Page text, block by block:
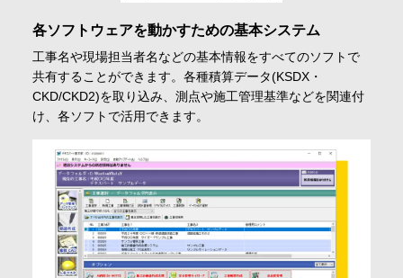
各ソフトウェアを動かすための基本システム
工事名や現場担当者名などの基本情報をすべてのソフトで
共有することができます。各種積算データ(KSDX・
CKD/CKD2)を取り込み、測点や施工管理基準などを関連付
け、各ソフトで活用できます。